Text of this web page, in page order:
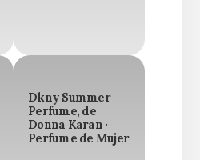
Dkny Summer
Perfume, de
Donna Karan ·
Perfume de Mujer